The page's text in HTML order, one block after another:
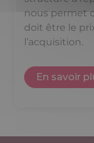
nous permet
doit être le
l’acquisition.
En savoir